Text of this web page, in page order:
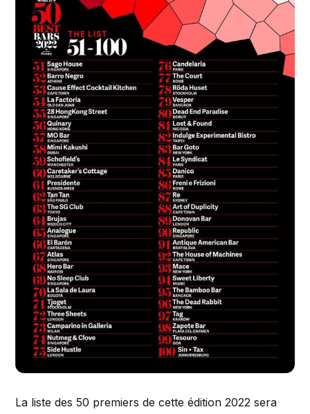
La liste des 50 premiers de cette édition 2022 sera